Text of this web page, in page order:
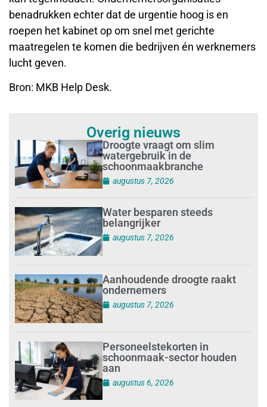
benadrukken echter dat de urgentie hoog is en
roepen het kabinet op om snel met gerichte
maatregelen te komen die bedrijven én werknemers
lucht geven.
Bron: MKB Help Desk.
Overig nieuws
Droogte vraagt om slim
watergebruik in de
schoonmaakbranche
augustus 7, 2026
Water besparen steeds
belangrijker
augustus 7, 2026
Aanhoudende droogte raakt
ondernemers
augustus 7, 2026
Personeelstekorten in
schoonmaak-sector houden
aan
augustus 6, 2026